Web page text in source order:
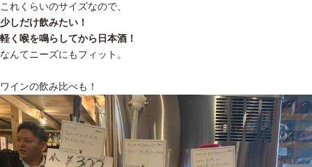
これくらいのサイズなので、
少しだけ飲みたい！
軽く喉を鳴らしてから日本酒！
なんてニーズにもフィット。
ワインの飲み比べも！